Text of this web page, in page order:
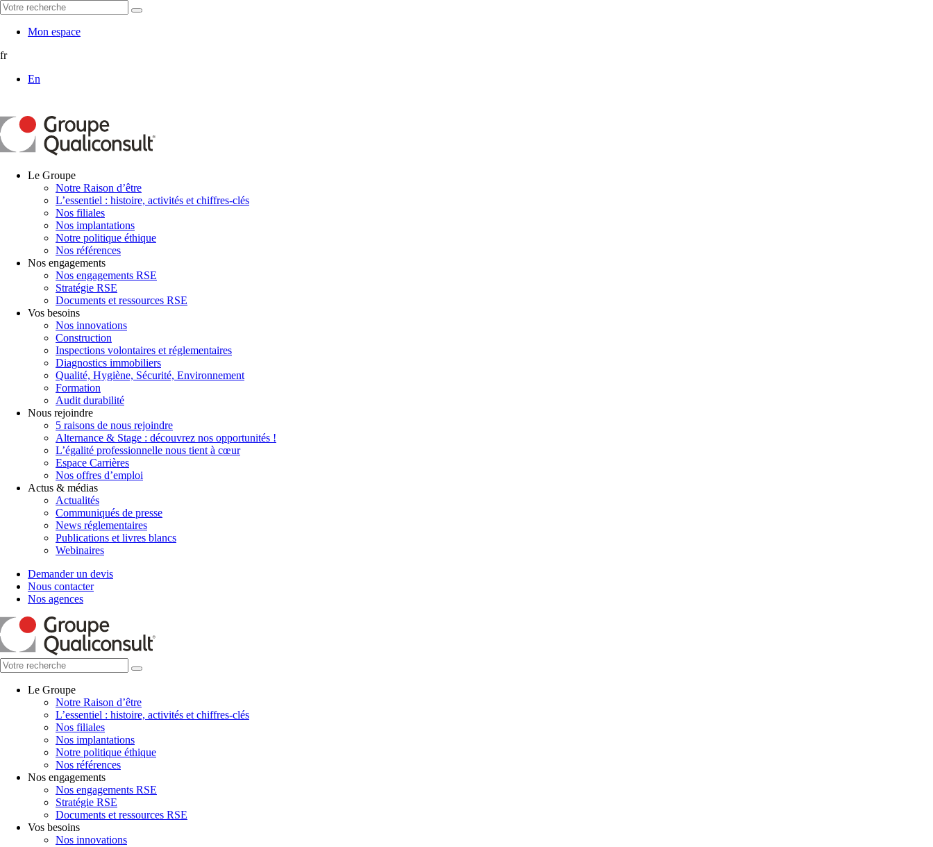
Mon espace
fr
En
Le Groupe
Notre Raison d’être
L’essentiel : histoire, activités et chiffres-clés
Nos filiales
Nos implantations
Notre politique éthique
Nos références
Nos engagements
Nos engagements RSE
Stratégie RSE
Documents et ressources RSE
Vos besoins
Nos innovations
Construction
Inspections volontaires et réglementaires
Diagnostics immobiliers
Qualité, Hygiène, Sécurité, Environnement
Formation
Audit durabilité
Nous rejoindre
5 raisons de nous rejoindre
Alternance & Stage : découvrez nos opportunités !
L’égalité professionnelle nous tient à cœur
Espace Carrières
Nos offres d’emploi
Actus & médias
Actualités
Communiqués de presse
News réglementaires
Publications et livres blancs
Webinaires
Demander un devis
Nous contacter
Nos agences
Le Groupe
Notre Raison d’être
L’essentiel : histoire, activités et chiffres-clés
Nos filiales
Nos implantations
Notre politique éthique
Nos références
Nos engagements
Nos engagements RSE
Stratégie RSE
Documents et ressources RSE
Vos besoins
Nos innovations